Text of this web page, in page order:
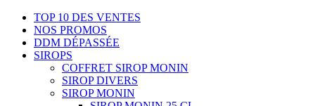
TOP 10 DES VENTES
NOS PROMOS
DDM DÉPASSÉE
SIROPS
COFFRET SIROP MONIN
SIROP DIVERS
SIROP MONIN